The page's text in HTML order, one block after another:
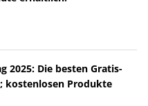
2025: Die besten Gratis-
kostenlosen Produkte